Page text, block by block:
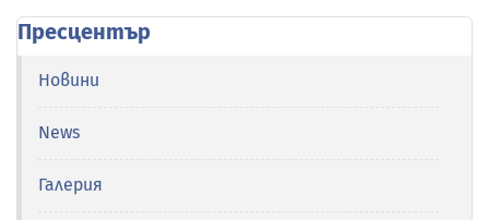
Пресцентър
Новини
News
Галерия